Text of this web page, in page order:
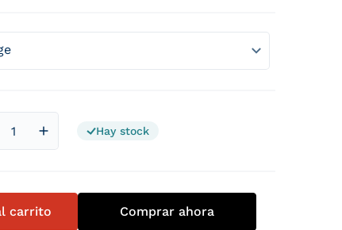
cantidad para Sofa Cama Italiano Monaco 3
Aumentar cantidad para Sofa Cama Italiano
Hay stock
carrito Comprar ahora